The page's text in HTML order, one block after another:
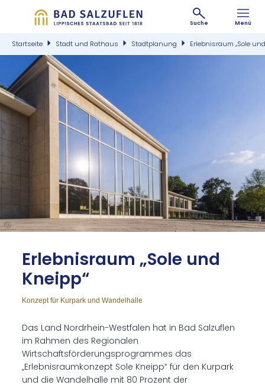
Suche Menü
Startseite Stadt und Rathaus Stadtplanung Erlebnisraum „Sole
©
Er­leb­nis­raum „So­le und
Kneipp“
Konzept für Kurpark und Wandelhalle
Das Land Nordrhein-Westfalen hat in Bad Salzuflen
im Rahmen des Regionalen
Wirtschaftsförderungsprogrammes das
„Erlebnisraumkonzept Sole Kneipp“ für den Kurpark
und die Wandelhalle mit 80 Prozent der